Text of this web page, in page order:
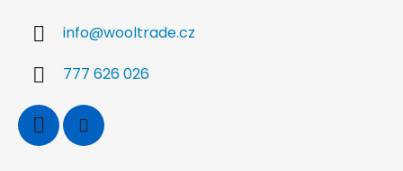
info@wooltrade.cz
777 626 026